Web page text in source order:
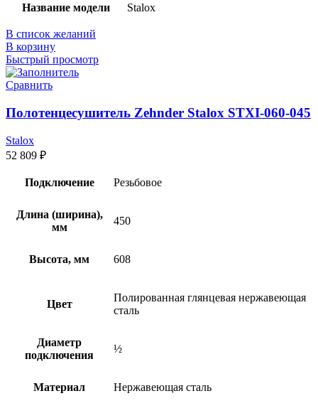
Название модели Stalox
В список желаний
В корзину
Быстрый просмотр
Сравнить
Полотенцесушитель Zehnder Stalox STXI-060-045
Stalox
52 809 ₽
Подключение Резьбовое
Длина (ширина),
мм
450
Высота, мм 608
Цвет
Полированная глянцевая нержавеющая
сталь
Диаметр
подключения
½
Материал Нержавеющая сталь